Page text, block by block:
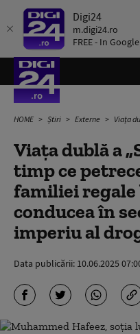
Digi24
m.digi24.ro
FREE - In
HOME Știri Externe Viața dublă a
Viața dublă a
timp ce
familiei
conducea în
imperiu al
Data publicării: 10.06.2025